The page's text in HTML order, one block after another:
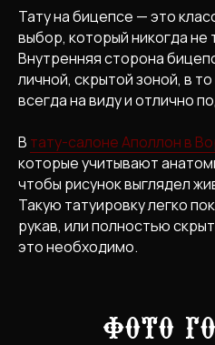
Тату на бицепсе — это
выбор, который никогда не
Внутренняя сторона
личной, скрытой зоной, в
всегда на виду и отлично
В тату-салоне Аполлон в
которые учитывают
чтобы рисунок выглядел
Такую татуировку легко
рукав, или полностью
это необходимо.
Фото